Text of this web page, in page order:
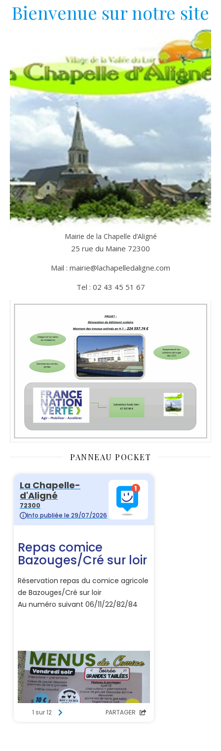
Bienvenue sur notre site
Mairie de la Chapelle d’Aligné
25 rue du Maine 72300
Mail : mairie@lachapelledaligne.com
Tel : 02 43 45 51 67
PANNEAU POCKET